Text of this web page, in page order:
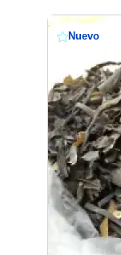
Nuevo